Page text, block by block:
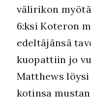
välirikon
6:ksi Koteron
edeltäjänsä
kuopattiin jo
Matthews
kotinsa